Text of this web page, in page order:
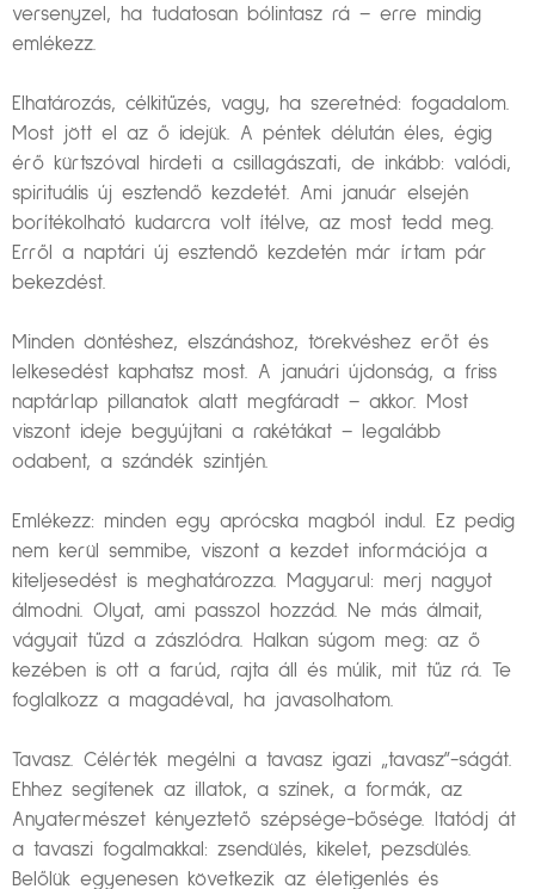
versenyzel, ha tudatosan bólintasz rá – erre mindig
emlékezz.
Elhatározás, célkitűzés, vagy, ha szeretnéd: fogadalom.
Most jött el az ő idejük. A péntek délután éles, égig
érő kürtszóval hirdeti a csillagászati, de inkább: valódi,
spirituális új esztendő kezdetét. Ami január elsején
borítékolható kudarcra volt ítélve, az most tedd meg.
Erről a naptári új esztendő kezdetén már írtam pár
bekezdést.
Minden döntéshez, elszánáshoz, törekvéshez erőt és
lelkesedést kaphatsz most. A januári újdonság, a friss
naptárlap pillanatok alatt megfáradt – akkor. Most
viszont ideje begyújtani a rakétákat – legalább
odabent, a szándék szintjén.
Emlékezz: minden egy aprócska magból indul. Ez pedig
nem kerül semmibe, viszont a kezdet információja a
kiteljesedést is meghatározza. Magyarul: merj nagyot
álmodni. Olyat, ami passzol hozzád. Ne más álmait,
vágyait tűzd a zászlódra. Halkan súgom meg: az ő
kezében is ott a farúd, rajta áll és múlik, mit tűz rá. Te
foglalkozz a magadéval, ha javasolhatom.
Tavasz. Célérték megélni a tavasz igazi „tavasz”-ságát.
Ehhez segítenek az illatok, a színek, a formák, az
Anyatermészet kényeztető szépsége-bősége. Itatódj át
a tavaszi fogalmakkal: zsendülés, kikelet, pezsdülés.
Belőlük egyenesen következik az életigenlés és